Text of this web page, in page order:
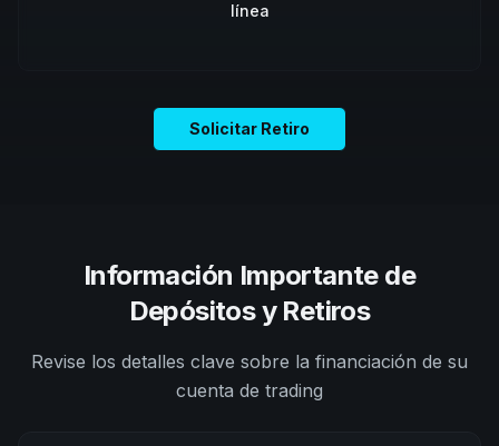
línea
Solicitar Retiro
Información Importante de
Depósitos y Retiros
Revise los detalles clave sobre la financiación de su
cuenta de trading